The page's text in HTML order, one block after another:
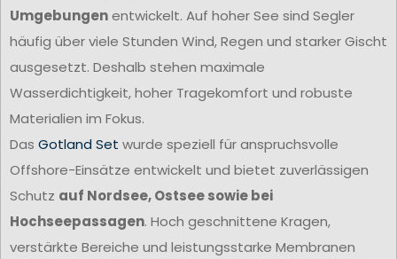
Umgebungenentwickelt. Auf hoher See sind Segler
häufig über viele Stunden Wind, Regen und starker Gischt
ausgesetzt. Deshalb stehen maximale
Wasserdichtigkeit, hoher Tragekomfort und robuste
Materialien im Fokus.
Das Gotland Set wurde speziell für anspruchsvolle
Offshore-Einsätze entwickelt und bietet zuverlässigen
Schutz auf Nordsee, Ostsee sowie bei
Hochseepassagen. Hoch geschnittene Kragen,
verstärkte Bereiche und leistungsstarke Membranen